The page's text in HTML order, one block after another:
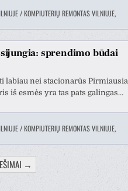
/ KOMPIUTERIŲ REMONTAS VILNIUJE,
sprendimo būdai
nei stacionarūs Pirmiausia
iš esmės yra tas pats galingas…
/ KOMPIUTERIŲ REMONTAS VILNIUJE,
→